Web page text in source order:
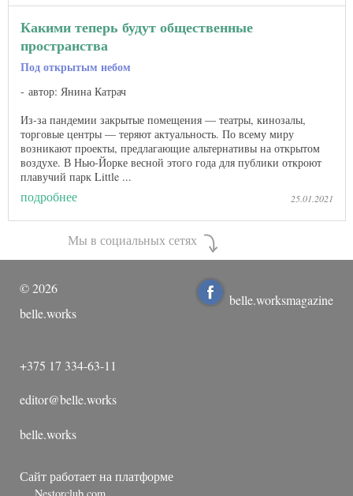
Какими теперь будут общественные
пространства
Под открытым небом
автор: Янина Катрач
Из-за пандемии закрытые помещения — театры, кинозалы,
торговые центры — теряют актуальность. По всему миру
возникают проекты, предлагающие альтернативы на открытом
воздухе. В Нью-Йорке весной этого года для публики откроют
плавучий парк Little ...
подробнее 25.01.2021
©2026
belle.works
+375 17 334-63-11
editor@belle.works
belle.works
Сайт работает на платформе
Мы в социальных сетях
belle.worksmagazine